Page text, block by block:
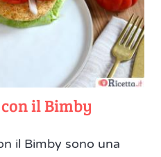
il Bimby
il Bimby sono una